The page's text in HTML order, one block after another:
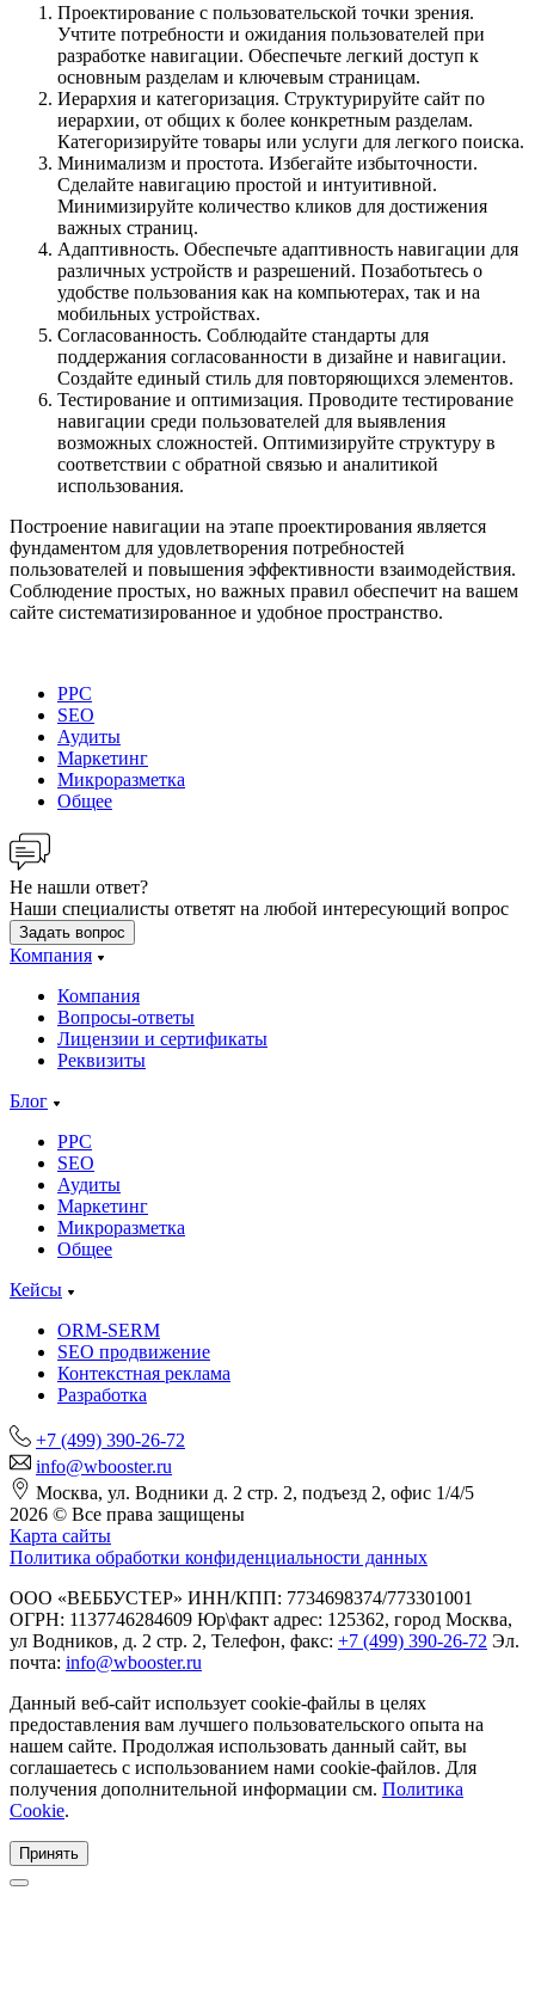
Проектирование с пользовательской точки зрения.
Учтите потребности и ожидания пользователей при
разработке навигации. Обеспечьте легкий доступ к
основным разделам и ключевым страницам.
Иерархия и категоризация. Структурируйте сайт по
иерархии, от общих к более конкретным разделам.
Категоризируйте товары или услуги для легкого поиска.
Минимализм и простота. Избегайте избыточности.
Сделайте навигацию простой и интуитивной.
Минимизируйте количество кликов для достижения
важных страниц.
Адаптивность. Обеспечьте адаптивность навигации для
различных устройств и разрешений. Позаботьтесь о
удобстве пользования как на компьютерах, так и на
мобильных устройствах.
Согласованность. Соблюдайте стандарты для
поддержания согласованности в дизайне и навигации.
Создайте единый стиль для повторяющихся элементов.
Тестирование и оптимизация. Проводите тестирование
навигации среди пользователей для выявления
возможных сложностей. Оптимизируйте структуру в
соответствии с обратной связью и аналитикой
использования.
Построение навигации на этапе проектирования является
фундаментом для удовлетворения потребностей
пользователей и повышения эффективности взаимодействия.
Соблюдение простых, но важных правил обеспечит на вашем
сайте систематизированное и удобное пространство.
PPC
SEO
Аудиты
Маркетинг
Микроразметка
Общее
Не нашли ответ?
Наши специалисты ответят на любой интересующий вопрос
Задать вопрос
Компания
Компания
Вопросы-ответы
Лицензии и сертификаты
Реквизиты
Блог
PPC
SEO
Аудиты
Маркетинг
Микроразметка
Общее
Кейсы
ORM-SERM
SEO продвижение
Контекстная реклама
Разработка
+7 (499) 390-26-72
info@wbooster.ru
Москва, ул. Водники д. 2 стр. 2, подъезд 2, офис 1/4/5
2026 © Все права защищены
Карта сайты
Политика обработки конфиденциальности данных
ООО «ВЕББУСТЕР» ИНН/КПП: 7734698374/773301001
ОГРН: 1137746284609 Юр\факт адрес: 125362, город Москва,
ул Водников, д. 2 стр. 2, Телефон, факс: +7 (499) 390-26-72 Эл.
почта: info@wbooster.ru
Данный веб-сайт использует cookie-файлы в целях
предоставления вам лучшего пользовательского опыта на
нашем сайте. Продолжая использовать данный сайт, вы
соглашаетесь с использованием нами cookie-файлов. Для
получения дополнительной информации см. Политика
Cookie.
Принять